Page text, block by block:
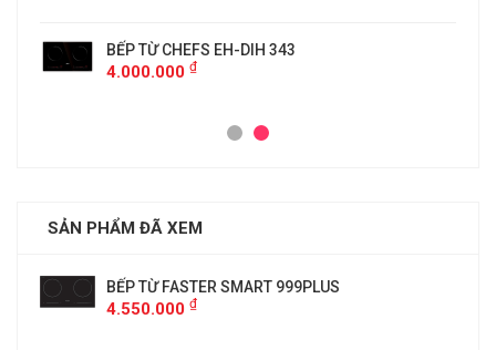
BẾP TỪ CHEFS EH-DIH 343
4.000.000 ₫
SẢN PHẨM ĐÃ XEM
BẾP TỪ FASTER SMART 999PLUS
4.550.000 ₫